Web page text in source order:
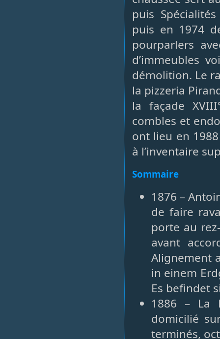
puis
puis en 1974
pourparlers
d’immeubles
démolition. Le
la pizzeria
la façade
combles et
ont lieu en
à l’inventaire
Sommaire
1876 –
de faire
porte au
avant
Alignement
in einem
Es befindet
1886 – La
domicilié
terminés,